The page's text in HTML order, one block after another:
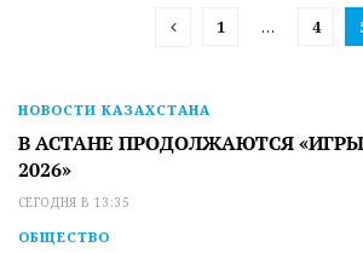
1 … 4
НОВОСТИ КАЗАХСТАНА
В АСТАНЕ ПРОДОЛЖАЮТСЯ
2026»
СЕГОДНЯ В 13:35
ОБЩЕСТВО